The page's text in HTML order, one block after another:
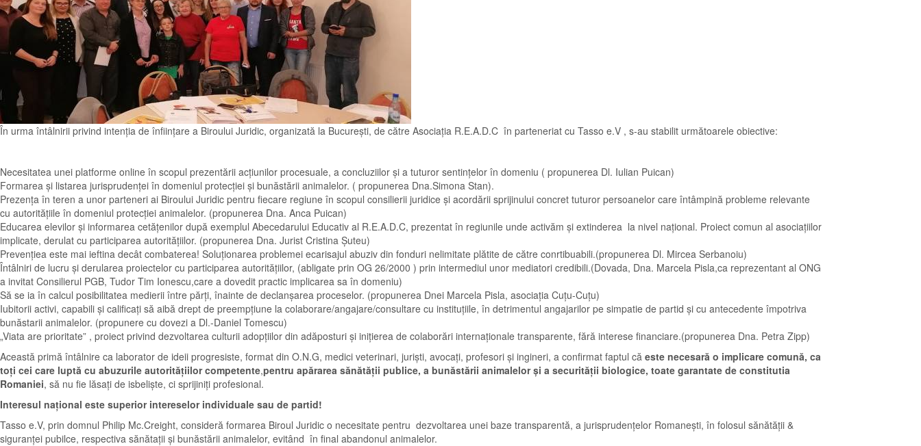
În urma întâlnirii privind intenția de înființare a Biroului Juridic, organizată la București, de către Asociația R.E.A.D.C în parteneriat cu Tasso e.V , s-au stabilit următoarele obiective:
Necesitatea unei platforme online în scopul prezentării acțiunilor procesuale, a concluziilor și a tuturor sentințelor în domeniu ( propunerea Dl. Iulian Puican)
Formarea și listarea jurisprudenței în domeniul protecției și bunăstării animalelor. ( propunerea Dna.Simona Stan).
Prezența în teren a unor parteneri ai Biroului Juridic pentru fiecare regiune în scopul consilierii juridice și acordării sprijinului concret tuturor persoanelor care întâmpină probleme relevante
cu autoritățiile în domeniul protecției animalelor. (propunerea Dna. Anca Puican)
Educarea elevilor și informarea cetățenilor după exemplul Abecedarului Educativ al R.E.A.D.C, prezentat în regiunile unde activăm și extinderea la nivel național. Proiect comun al asociațiilor
implicate, derulat cu participarea autoritățiilor. (propunerea Dna. Jurist Cristina Șuteu)
Prevențiea este mai ieftina decât combaterea! Soluționarea problemei ecarisajul abuziv din fonduri nelimitate plătite de către conrtibuabili.(propunerea Dl. Mircea Serbanoiu)
Întâlniri de lucru și derularea proiectelor cu participarea autoritățiilor, (abligate prin OG 26/2000 ) prin intermediul unor mediatori credibili.(Dovada, Dna. Marcela Pisla,ca reprezentant al ONG
a invitat Consilierul PGB, Tudor Tim Ionescu,care a dovedit practic implicarea sa în domeniu)
Să se ia în calcul posibilitatea medierii între părți, înainte de declanșarea proceselor. (propunerea Dnei Marcela Pisla, asociația Cuțu-Cuțu)
Iubitorii activi, capabili și calificați să aibă drept de preempțiune la colaborare/angajare/consultare cu instituțiile, în detrimentul angajarilor pe simpatie de partid și cu antecedente împotriva
bunăstarii animalelor. (propunere cu dovezi a Dl.-Daniel Tomescu)
„Viata are prioritate” , proiect privind dezvoltarea culturii adopțiilor din adăposturi și inițierea de colaborări internaționale transparente, fără interese financiare.(propunerea Dna. Petra Zipp)
Această primă întâlnire ca laborator de ideii progresiste, format din O.N.G, medici veterinari, juriști, avocați, profesori și ingineri, a confirmat faptul că este necesară o implicare comună, ca
toți cei care luptă cu abuzurile autoritățiilor competente,pentru apărarea sănătății publice, a bunăstării animalelor și a securității biologice, toate garantate de constitutia
Romaniei, să nu fie lăsați de isbeliște, ci sprijiniți profesional.
Interesul național este superior intereselor individuale sau de partid!
Tasso e.V, prin domnul Philip Mc.Creight, consideră formarea Biroul Juridic o necesitate pentru dezvoltarea unei baze transparentă, a jurisprudențelor Romanești, în folosul sănătății &
siguranței pubilce, respectiva sănătații și bunăstării animalelor, evitând în final abandonul animalelor.